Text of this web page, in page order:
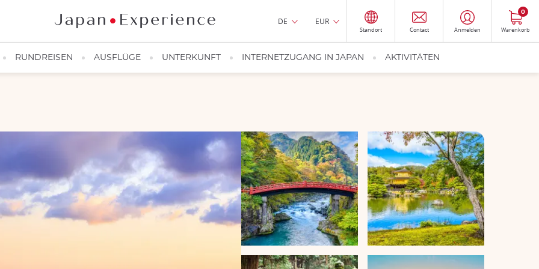
DE EUR
Standort Contact Anmelden Warenkorb
0
RUNDREISEN AUSFLÜGE UNTERKUNFT INTERNETZUGANG IN JAPAN AKTIVITÄTEN
Rocks" sind zwei heilige Felsen im Meer nahe der spirituellen Stadt Ise